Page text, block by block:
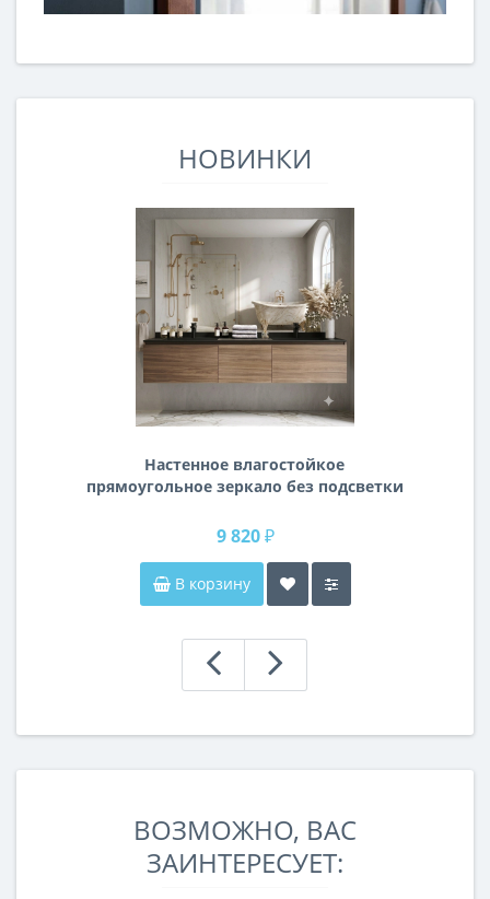
НОВИНКИ
Настенное влагостойкое
прямоугольное зеркало без подсветки
9 820 ₽
В корзину
ВОЗМОЖНО, ВАС
ЗАИНТЕРЕСУЕТ: